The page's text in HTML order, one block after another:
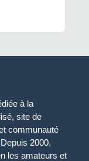
à la
site de
communauté
2000,
les amateurs et